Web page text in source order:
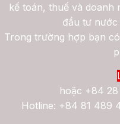
kế toán, thuế và doanh
đầu tư nước
Trong trường hợp bạn
hoặc +84 28
Hotline: +84 81 489